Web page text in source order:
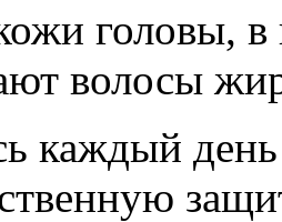
головы,
волосы
каждый